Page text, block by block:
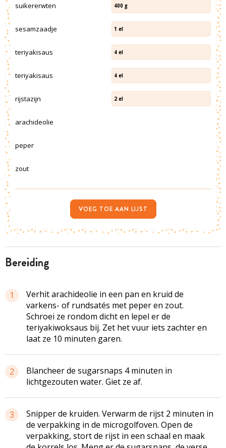
bereiding
1
Verhit arachideolie in een pan en kruid de
varkens- of rundsatés met peper en zout.
Schroei ze rondom dicht en lepel er de
teriyakiwoksaus bij. Zet het vuur iets zachter en
laat ze 10 minuten garen.
2
Blancheer de sugarsnaps 4 minuten in
lichtgezouten water. Giet ze af.
3
Snipper de kruiden. Verwarm de rijst 2 minuten in
de verpakking in de microgolfoven. Open de
verpakking, stort de rijst in een schaal en maak
suikererwten 400 g
sesamzaadje 1 el
teriyakisaus 4 el
teriyakisaus 4 el
rijstazijn 2 el
arachideolie
peper
zout
VOEG TOE AAN LIJST